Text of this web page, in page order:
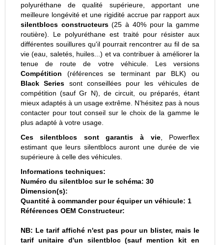
polyuréthane de qualité supérieure, apportant une
meilleure longévité et une rigidité accrue par rapport aux
silentblocs constructeurs(25 à 40% pour la gamme
routière). Le polyuréthane est traité pour résister aux
différentes souillures qu'il pourrait rencontrer au fil de sa
vie (eau, saletés, huiles...) et va contribuer à améliorer la
tenue de route de votre véhicule. Les versions
Compétition (références se terminant par BLK) ou
Black Series sont conseillées pour les véhicules de
compétition (sauf Gr N), de circuit, ou préparés, étant
mieux adaptés à un usage extrême. N’hésitez pas à nous
contacter pour tout conseil sur le choix de la gamme le
plus adapté à votre usage.
Ces silentblocs sont garantis à vie, Powerflex
estimant que leurs silentblocs auront une durée de vie
supérieure à celle des véhicules.
Informations techniques:
Numéro du silentbloc sur le schéma: 30
Dimension(s):
Quantité à commander pour équiper un véhicule: 1
Références OEM Constructeur:
NB: Le tarif affiché n'est pas pour un blister, mais le
tarif unitaire d'un silentbloc (sauf mention kit en